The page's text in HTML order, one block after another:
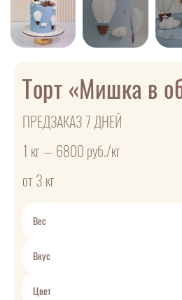
Торт «Мишка в
ПРЕДЗАКАЗ 7 ДНЕЙ
1 кг — 6800 руб./кг
от 3 кг
Вес
Вкус
Цвет